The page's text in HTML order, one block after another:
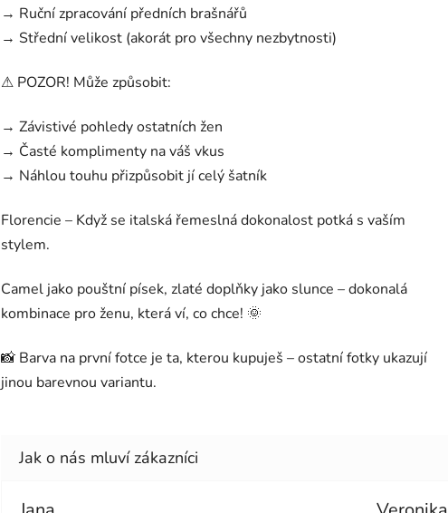
→ Ruční zpracování předních brašnářů
→ Střední velikost (akorát pro všechny nezbytnosti)
⚠ POZOR! Může způsobit:
→ Závistivé pohledy ostatních žen
→ Časté komplimenty na váš vkus
→ Náhlou touhu přizpůsobit jí celý šatník
Florencie – Když se italská řemeslná dokonalost potká s vaším
stylem.
Camel jako pouštní písek, zlaté doplňky jako slunce – dokonalá
kombinace pro ženu, která ví, co chce! 🌞
📸 Barva na první fotce je ta, kterou kupuješ – ostatní fotky ukazují
jinou barevnou variantu.